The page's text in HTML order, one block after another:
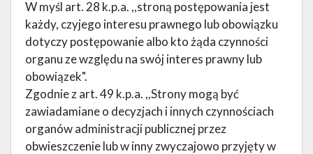
W myśl art. 28 k.p.a. ,,stroną postępowania jest
każdy, czyjego interesu prawnego lub obowiązku
dotyczy postępowanie albo kto żąda czynności
organu ze względu na swój interes prawny lub
obowiązek".
Zgodnie z art. 49 k.p.a. ,,Strony mogą być
zawiadamiane o decyzjach i innych czynnościach
organów administracji publicznej przez
obwieszczenie lub w inny zwyczajowo przyjęty w